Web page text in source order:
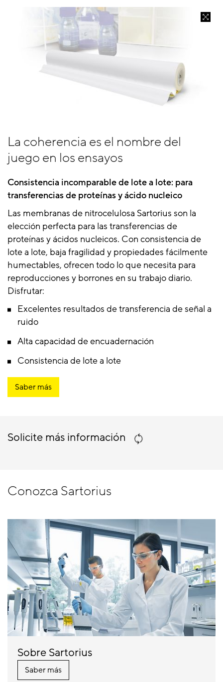
La coherencia es el nombre del
juego en los ensayos
Consistencia incomparable de lote a lote: para
transferencias de proteínas y ácido nucleico
Las membranas de nitrocelulosa Sartorius son la
elección perfecta para las transferencias de
proteínas y ácidos nucleicos. Con consistencia de
lote a lote, baja fragilidad y propiedades fácilmente
humectables, ofrecen todo lo que necesita para
reproducciones y borrones en su trabajo diario.
Disfrutar:
Excelentes resultados de transferencia de señal a
ruido
Alta capacidad de encuadernación
Consistencia de lote a lote
Saber más
Solicite más información
Conozca Sartorius
Sobre Sartorius
Saber más